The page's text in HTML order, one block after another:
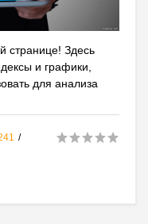
странице! Здесь
и графики,
для анализа